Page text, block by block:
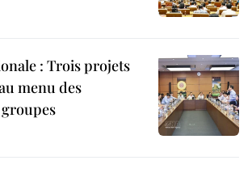
: Trois projets
menu des